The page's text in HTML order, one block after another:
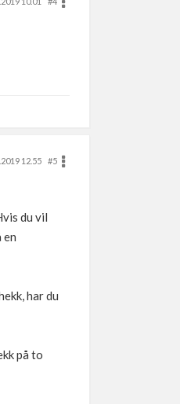
12.55
#5
du vil
en
har du
på to